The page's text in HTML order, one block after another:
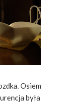
Osiem
była